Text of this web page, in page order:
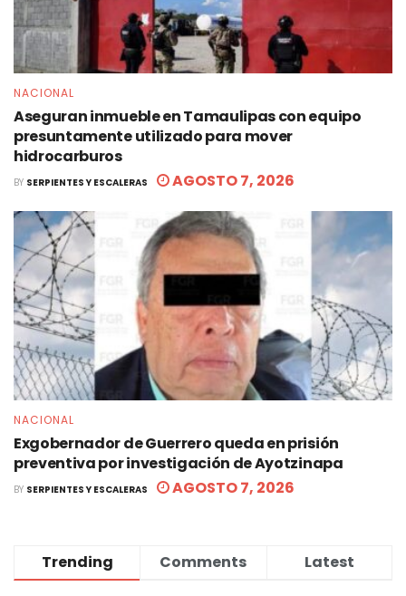
NACIONAL
Aseguran inmueble en Tamaulipas con equipo
presuntamente utilizado para mover
hidrocarburos
BY SERPIENTES Y ESCALERAS AGOSTO 7, 2026
NACIONAL
Exgobernador de Guerrero queda en prisión
preventiva por investigación de Ayotzinapa
BY SERPIENTES Y ESCALERAS AGOSTO 7, 2026
Trending Comments Latest